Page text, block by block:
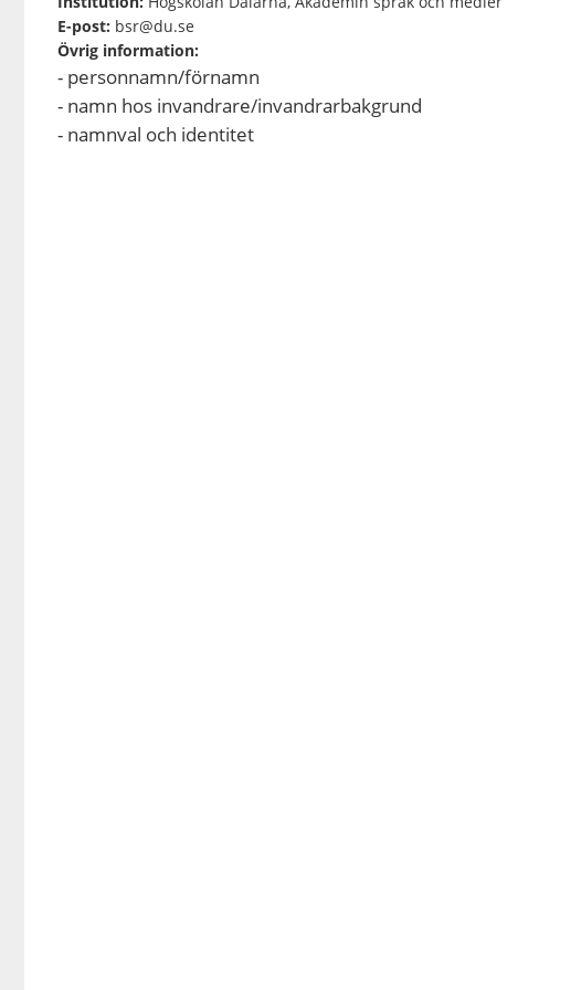
E-post: bsr@du.se
Övrig information:
- personnamn/förnamn
- namn hos invandrare/invandrarbakgrund
- namnval och identitet